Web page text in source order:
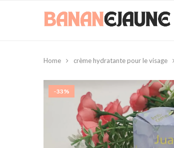
Home crème hydratante pour le visage
-33%